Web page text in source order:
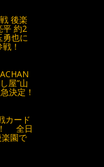
後楽
平 約2
勇也に
！
屋”山
決定！
カード
全日
園で